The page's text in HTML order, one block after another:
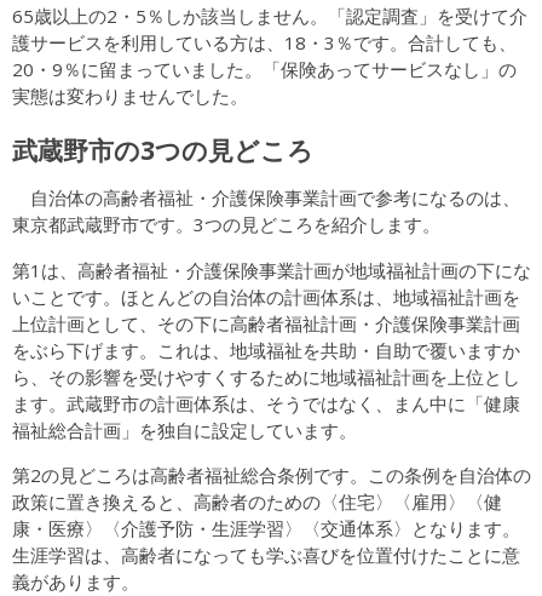
65歳以上の2・5％しか該当しません。「認定調査」を受けて介
護サービスを利用している方は、18・3％です。合計しても、
20・9％に留まっていました。「保険あってサービスなし」の
実態は変わりませんでした。
武蔵野市の3つの見どころ
自治体の高齢者福祉・介護保険事業計画で参考になるのは、
東京都武蔵野市です。3つの見どころを紹介します。
第1は、高齢者福祉・介護保険事業計画が地域福祉計画の下にな
いことです。ほとんどの自治体の計画体系は、地域福祉計画を
上位計画として、その下に高齢者福祉計画・介護保険事業計画
をぶら下げます。これは、地域福祉を共助・自助で覆いますか
ら、その影響を受けやすくするために地域福祉計画を上位とし
ます。武蔵野市の計画体系は、そうではなく、まん中に「健康
福祉総合計画」を独自に設定しています。
第2の見どころは高齢者福祉総合条例です。この条例を自治体の
政策に置き換えると、高齢者のための〈住宅〉〈雇用〉〈健
康・医療〉〈介護予防・生涯学習〉〈交通体系〉となります。
生涯学習は、高齢者になっても学ぶ喜びを位置付けたことに意
義があります。